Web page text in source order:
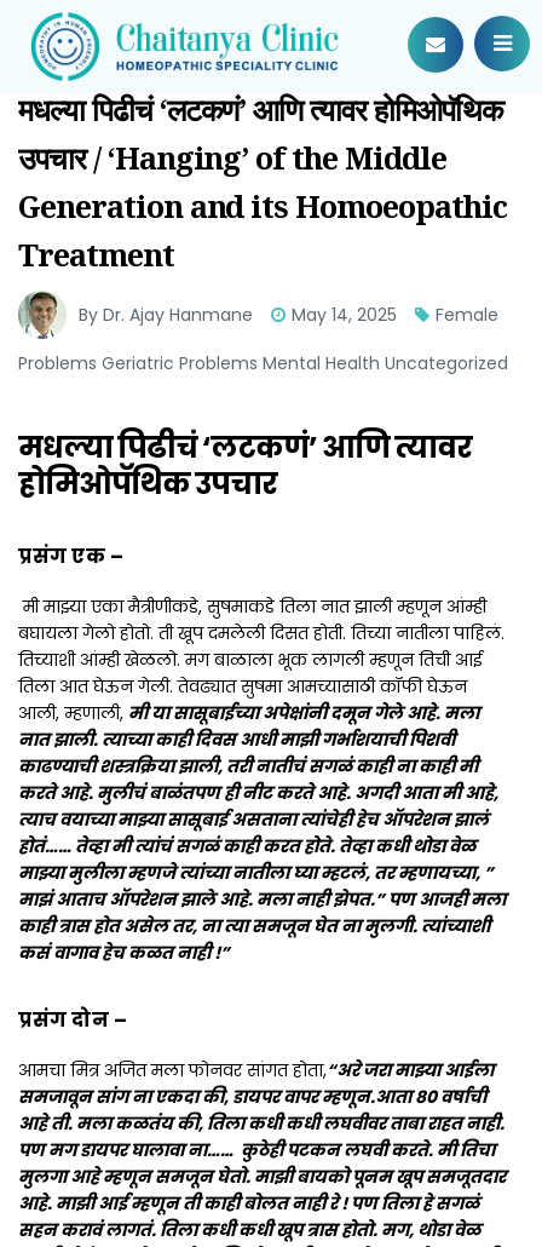
मधल्या पिढीचं ‘लटकणं’ आणि त्यावर होमिओपॅथिक
उपचार / ‘Hanging’ of the Middle
Generation and its Homoeopathic
Treatment
By Dr. Ajay Hanmane May 14, 2025
Female
Problems Geriatric Problems Mental Health Uncategorized
मधल्या पिढीचं ‘लटकणं’ आणि त्यावर
होमिओपॅथिक उपचार
प्रसंग एक –
मी माझ्या एका मैत्रीणीकडे, सुषमाकडे तिला नात झाली म्हणून आंम्ही
बघायला गेलो होतो. ती खूप दमलेली दिसत होती. तिच्या नातीला पाहिलं.
तिच्याशी आंम्ही खेळलो. मग बाळाला भूक लागली म्हणून तिची आई
तिला आत घेऊन गेली. तेवढ्यात सुषमा आमच्यासाठी कॉफी घेऊन
आली, म्हणाली, मी या सासूबाईच्या अपेक्षांनी दमून गेले आहे. मला
नात झाली. त्याच्या काही दिवस आधी माझी गर्भाशयाची पिशवी
काढण्याची शस्त्रक्रिया झाली, तरी नातीचं सगळं काही ना काही मी
करते आहे. मुलीचं बाळंतपण ही नीट करते आहे. अगदी आता मी आहे,
त्याच वयाच्या माझ्या सासूबाई असताना त्यांचेही हेच ऑपरेशन झालं
होतं…… तेव्हा मी त्यांचं सगळं काही करत होते. तेव्हा कधी थोडा वेळ
माझ्या मुलीला म्हणजे त्यांच्या नातीला घ्या म्हटलं, तर म्हणायच्या, ”
माझं आताच ऑपरेशन झाले आहे. मला नाही झेपत.” पण आजही मला
काही त्रास होत असेल तर, ना त्या समजून घेत ना मुलगी. त्यांच्याशी
कसं वागाव हेच कळत नाही !”
प्रसंग दोन –
आमचा मित्र अजित मला फोनवर सांगत होता,“अरे जरा माझ्या आईला
समजावून सांग ना एकदा की, डायपर वापर म्हणून.आता 80 वर्षाची
आहे ती. मला कळतंय की, तिला कधी कधी लघवीवर ताबा राहत नाही.
पण मग डायपर घालावा ना…… कुठेही पटकन लघवी करते. मी तिचा
मुलगा आहे म्हणून समजून घेतो. माझी बायको पूनम खूप समजूतदार
आहे. माझी आई म्हणून ती काही बोलत नाही रे ! पण तिला हे सगळं
सहन करावं लागतं. तिला कधी कधी खूप त्रास होतो. मग, थोडा वेळ